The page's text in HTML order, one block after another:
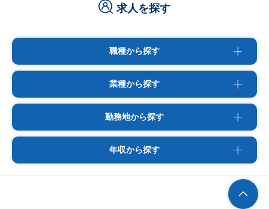
求人を探す
職種から探す
業種から探す
勤務地から探す
年収から探す